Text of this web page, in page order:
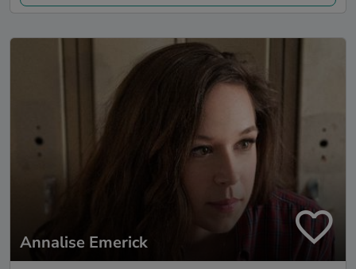
Annalise Emerick